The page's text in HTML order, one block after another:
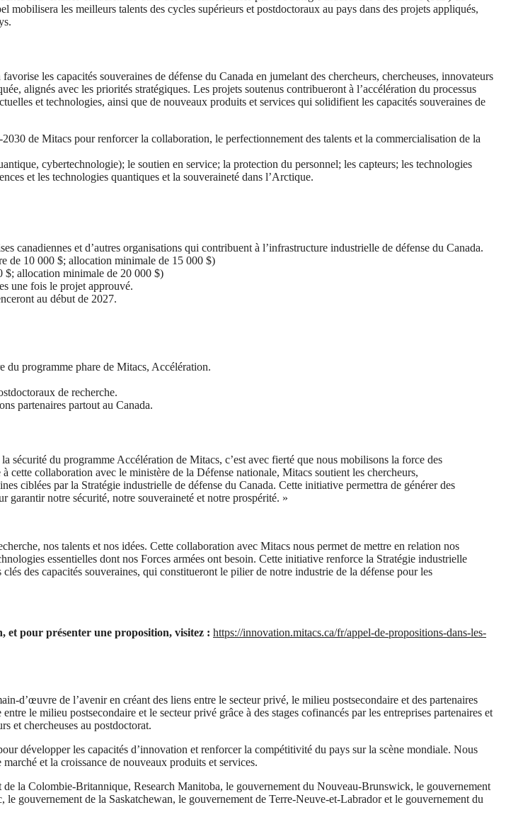
les meilleurs talents des cycles supérieurs et postdoctoraux au pays dans des projets appliqués,
les capacités souveraines de défense du Canada en jumelant des chercheurs, chercheuses, innovateurs
alignés avec les priorités stratégiques. Les projets soutenus contribueront à l’accélération du processus
et technologies, ainsi que de nouveaux produits et services qui solidifient les capacités souveraines de
de Mitacs pour renforcer la collaboration, le perfectionnement des talents et la commercialisation de la
cybertechnologie); le soutien en service; la protection du personnel; les capteurs; les technologies
et les technologies quantiques et la souveraineté dans l’Arctique.
canadiennes et d’autres organisations qui contribuent à l’infrastructure industrielle de défense du Canada.
de 10 000 $; allocation minimale de 15 000 $)
$; allocation minimale de 20 000 $)
une fois le projet approuvé.
au début de 2027.
du programme phare de Mitacs, Accélération.
de recherche.
partenaires partout au Canada.
sécurité du programme Accélération de Mitacs, c’est avec fierté que nous mobilisons la force des
collaboration avec le ministère de la Défense nationale, Mitacs soutient les chercheurs,
ciblées par la Stratégie industrielle de défense du Canada. Cette initiative permettra de générer des
notre sécurité, notre souveraineté et notre prospérité. »
nos talents et nos idées. Cette collaboration avec Mitacs nous permet de mettre en relation nos
essentielles dont nos Forces armées ont besoin. Cette initiative renforce la Stratégie industrielle
des capacités souveraines, qui constitueront le pilier de notre industrie de la défense pour les
et pour présenter une proposition, visitez : https://innovation.mitacs.ca/fr/appel-de-propositions-dans-les-
d’œuvre de l’avenir en créant des liens entre le secteur privé, le milieu postsecondaire et des partenaires
le milieu postsecondaire et le secteur privé grâce à des stages cofinancés par les entreprises partenaires et
et chercheuses au postdoctorat.
développer les capacités d’innovation et renforcer la compétitivité du pays sur la scène mondiale. Nous
et la croissance de nouveaux produits et services.
la Colombie-Britannique, Research Manitoba, le gouvernement du Nouveau-Brunswick, le gouvernement
gouvernement de la Saskatchewan, le gouvernement de Terre-Neuve-et-Labrador et le gouvernement du